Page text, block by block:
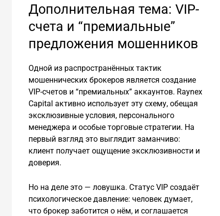
Дополнительная тема: VIP-
счета и “премиальные”
предложения мошенников
Одной из распространённых тактик
мошеннических брокеров является создание
VIP-счетов и “премиальных” аккаунтов. Raynex
Capital активно использует эту схему, обещая
эксклюзивные условия, персонального
менеджера и особые торговые стратегии. На
первый взгляд это выглядит заманчиво:
клиент получает ощущение эксклюзивности и
доверия.
Но на деле это — ловушка. Статус VIP создаёт
психологическое давление: человек думает,
что брокер заботится о нём, и соглашается